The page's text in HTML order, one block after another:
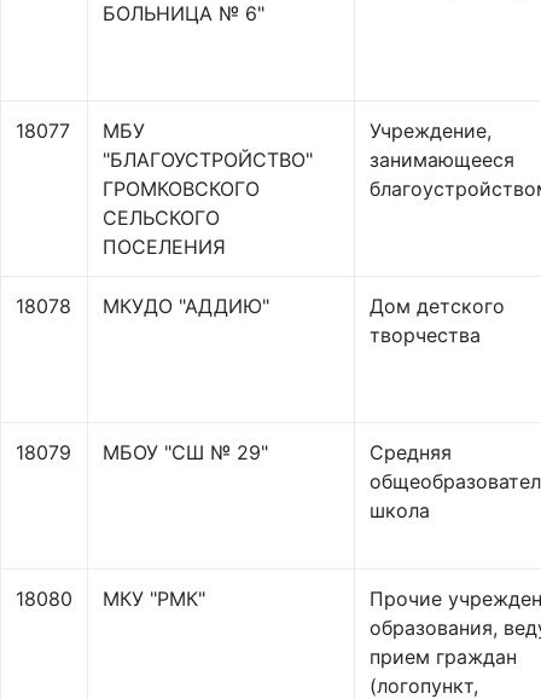
БОЛЬНИЦА № 6"
18077
МБУ
"БЛАГОУСТРОЙСТВО"
ГРОМКОВСКОГО
СЕЛЬСКОГО
ПОСЕЛЕНИЯ
Учреждение,
занимающееся
18078 МКУДО "АДДИЮ"
Дом детского
творчества
18079 МБОУ "СШ № 29"
Средняя
школа
18080 МКУ "РМК"
Прочие
образования,
прием граждан
(логопункт,